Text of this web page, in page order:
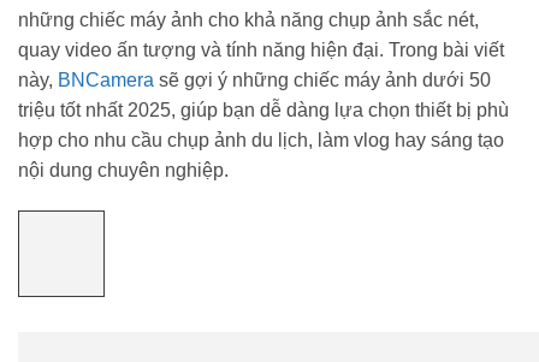
những chiếc máy ảnh cho khả năng chụp ảnh sắc nét,
quay video ấn tượng và tính năng hiện đại. Trong bài viết
này, BNCamera sẽ gợi ý những chiếc máy ảnh dưới 50
triệu tốt nhất 2025, giúp bạn dễ dàng lựa chọn thiết bị phù
hợp cho nhu cầu chụp ảnh du lịch, làm vlog hay sáng tạo
nội dung chuyên nghiệp.